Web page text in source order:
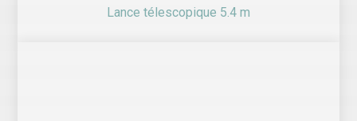
Lance télescopique 5.4 m